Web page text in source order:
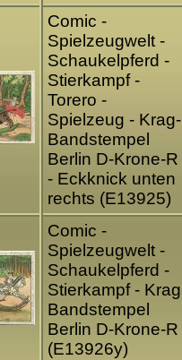
Comic -
Spielzeugwelt -
Schaukelpferd -
Stierkampf -
Torero -
Spielzeug - Krag-
Bandstempel
Berlin D-Krone-R
- Eckknick unten
rechts (E13925)
Comic -
Spielzeugwelt -
Schaukelpferd -
Stierkampf -
Bandstempel
Berlin D-Krone-R
(E13926y)